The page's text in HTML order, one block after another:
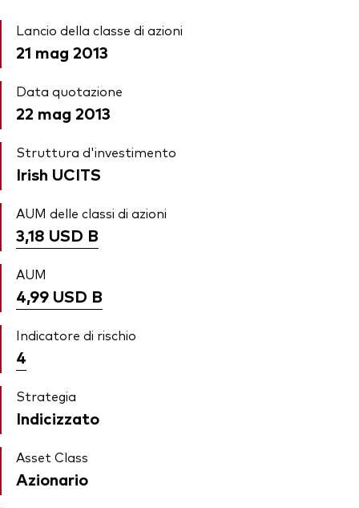
Lancio della classe di azioni
21 mag 2013
Data quotazione
22 mag 2013
Struttura d'investimento
Irish UCITS
AUM delle classi di azioni
3,18 USD B
AUM
4,99 USD B
Indicatore di rischio
4
Strategia
Indicizzato
Asset Class
Azionario